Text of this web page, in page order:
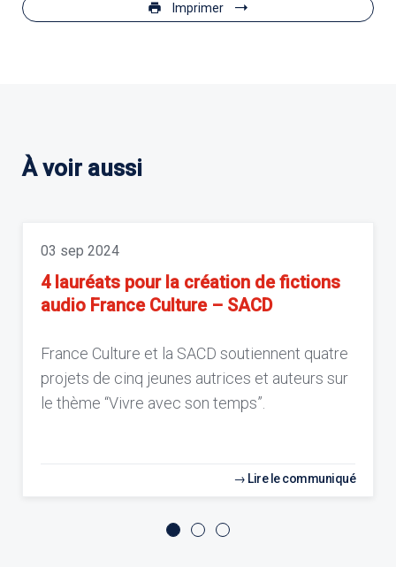
Imprimer
À voir aussi
03 sep 2024
4 lauréats pour la création de fictions
audio France Culture – SACD
France Culture et la SACD soutiennent quatre
projets de cinq jeunes autrices et auteurs sur
le thème “Vivre avec son temps”.
Lire le communiqué